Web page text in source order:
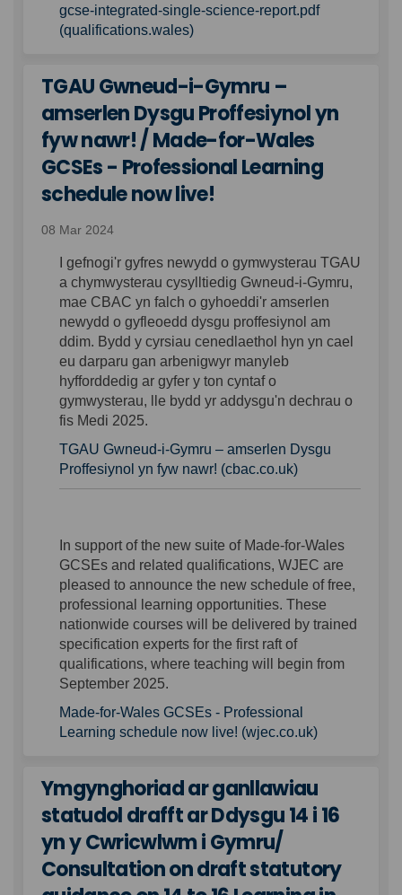
gcse-integrated-single-science-report.pdf
(qualifications.wales)(External link)
TGAU Gwneud-i-Gymru –
amserlen Dysgu Proffesiynol yn
fyw nawr! / Made-for-Wales
GCSEs - Professional Learning
schedule now live!
08 Mar 2024
I gefnogi'r gyfres newydd o gymwysterau TGAU
a chymwysterau cysylltiedig Gwneud-i-Gymru,
mae CBAC yn falch o gyhoeddi'r amserlen
newydd o gyfleoedd dysgu proffesiynol am
ddim. Bydd y cyrsiau cenedlaethol hyn yn cael
eu darparu gan arbenigwyr manyleb
hyfforddedig ar gyfer y ton cyntaf o
gymwysterau, lle bydd yr addysgu'n dechrau o
fis Medi 2025.
TGAU Gwneud-i-Gymru – amserlen Dysgu
Proffesiynol yn fyw nawr! (cbac.co.uk)(External link)
In support of the new suite of Made-for-Wales
GCSEs and related qualifications, WJEC are
pleased to announce the new schedule of free,
professional learning opportunities. These
nationwide courses will be delivered by trained
specification experts for the first raft of
qualifications, where teaching will begin from
September 2025.
Made-for-Wales GCSEs - Professional
Learning schedule now live! (wjec.co.uk)(External
Ymgynghoriad ar ganllawiau
statudol drafft ar Ddysgu 14 i 16
yn y Cwricwlwm i Gymru/
Consultation on draft statutory